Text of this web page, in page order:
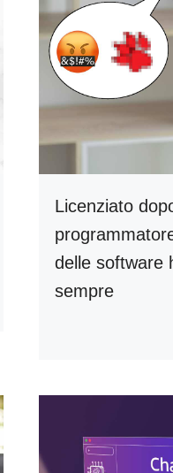
Licenziato
delle software
sempre